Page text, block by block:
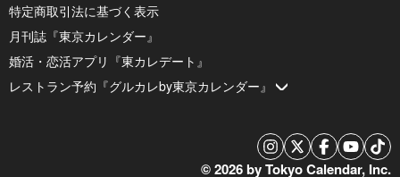
特定商取引法に基づく表示
月刊誌『東京カレンダー』
婚活・恋活アプリ『東カレデート』
レストラン予約『グルカレby東京カレンダー』
© 2026 by Tokyo Calendar, Inc.